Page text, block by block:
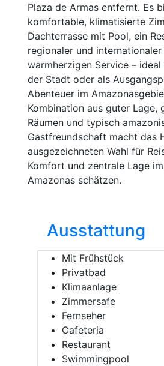
Plaza de Armas entfernt. Es
komfortable, klimatisierte
Dachterrasse mit Pool, ein
regionaler und internationaler
warmherzigen Service –
der Stadt oder als
Abenteuer im
Kombination aus guter Lage,
Räumen und typisch
Gastfreundschaft macht das
ausgezeichneten Wahl für
Komfort und zentrale Lage
Amazonas schätzen.
Ausstattung
Mit Frühstück
Privatbad
Klimaanlage
Zimmersafe
Fernseher
Cafeteria
Restaurant
Swimmingpool